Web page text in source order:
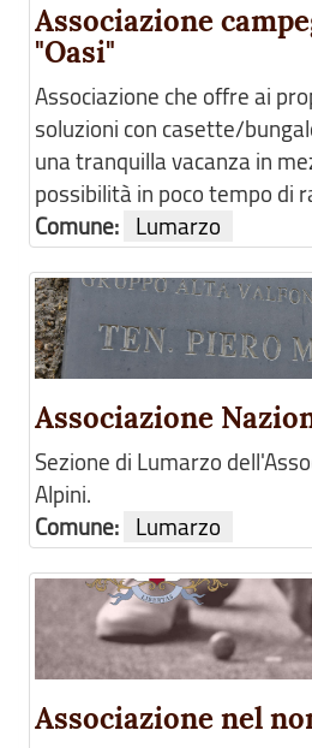
Associazione
"Oasi"
Associazione che offre ai
soluzioni con casette/
una tranquilla vacanza in
possibilità in poco tempo di
Comune: Lumarzo
Associazione
Sezione di Lumarzo
Alpini.
Comune: Lumarzo
Associazione nel